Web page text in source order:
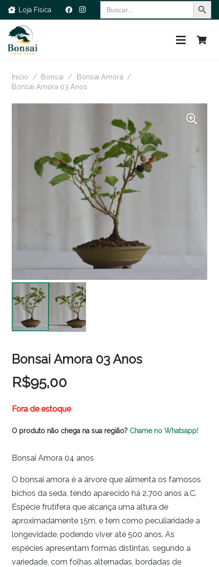
Loja Física
Search
for:
Início / Bonsai / Bonsai Amora /
Bonsai Amora 03 Anos
Bonsai Amora 03 Anos
R$95,00
Fora de estoque
O produto não chega na sua região? Chame no Whatsapp!
Bonsai Amora 04 anos
O bonsai amora é a árvore que alimenta os famosos
bichos da seda, tendo aparecido há 2.700 anos a.C.
Espécie frutífera que alcança uma altura de
aproximadamente 15m, e tem como peculiaridade a
longevidade, podendo viver até 500 anos. As
espécies apresentam formas distintas, segundo a
variedade, com folhas alternadas, bordadas de